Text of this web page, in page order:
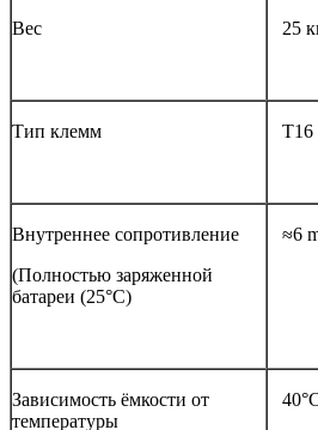
Вес 25
Тип клемм T16
Внутреннее сопротивление
(Полностью заряженной
батареи (25°С)
≈6
Зависимость ёмкости от
температуры